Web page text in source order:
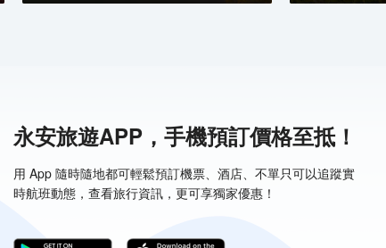
永安旅遊APP，手機預訂價格至抵！
用 App 隨時隨地都可輕鬆預訂機票、酒店、不單只可以追蹤實
時航班動態，查看旅行資訊，更可享獨家優惠！